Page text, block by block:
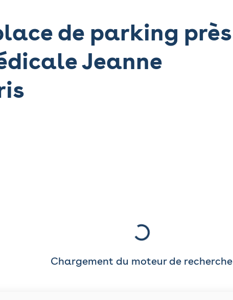
de parking près
Jeanne
Chargement du moteur de recherche